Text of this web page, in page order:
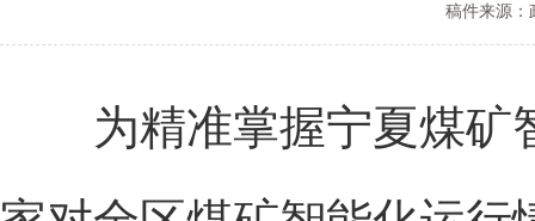
稿件来源：
为精准掌握宁夏煤矿